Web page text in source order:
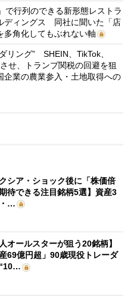
で行列のできる新形態レストラ
ディングス 同社に聞いた「店
多角化してもぶれない軸
リング” SHEIN、TikTok、
せ、トランプ関税の回避を狙
業の農業参入・土地取得への
クシア・ショック後に「株価倍
待できる注目銘柄5選】資産3
…
人オールスターが狙う20銘柄】
産69億円超」90歳現役トレーダ